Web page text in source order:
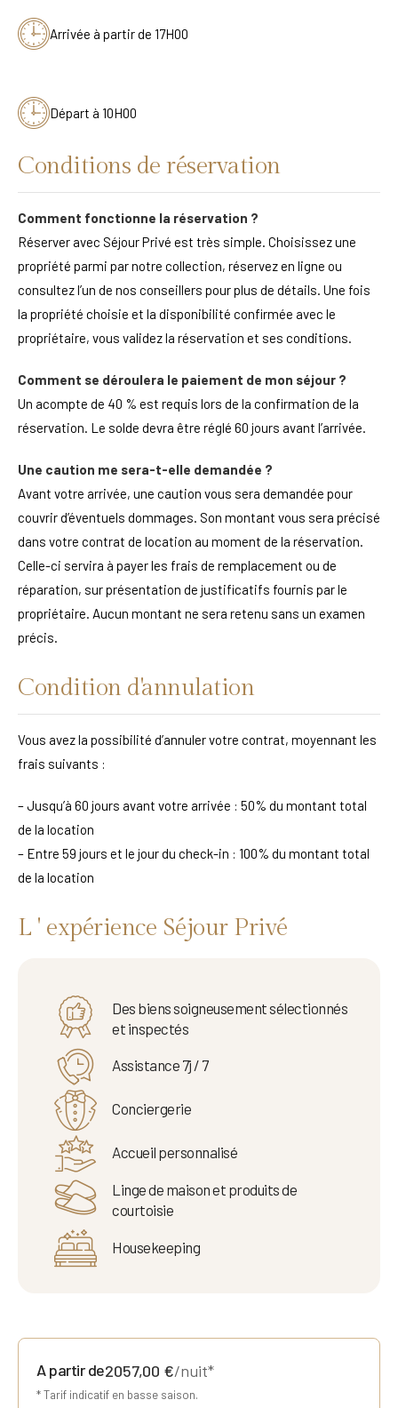
Arrivée à partir de 17H00
Départ à 10H00
Conditions de réservation
Comment fonctionne la réservation ?
Réserver avec Séjour Privé est très simple. Choisissez une
propriété parmi par notre collection, réservez en ligne ou
consultez l’un de nos conseillers pour plus de détails. Une fois
la propriété choisie et la disponibilité confirmée avec le
propriétaire, vous validez la réservation et ses conditions.
Comment se déroulera le paiement de mon séjour ?
Un acompte de 40 % est requis lors de la confirmation de la
réservation. Le solde devra être réglé 60 jours avant l’arrivée.
Une caution me sera-t-elle demandée ?
Avant votre arrivée, une caution vous sera demandée pour
couvrir d’éventuels dommages. Son montant vous sera précisé
dans votre contrat de location au moment de la réservation.
Celle-ci servira à payer les frais de remplacement ou de
réparation, sur présentation de justificatifs fournis par le
propriétaire. Aucun montant ne sera retenu sans un examen
précis.
Condition d'annulation
Vous avez la possibilité d’annuler votre contrat, moyennant les
frais suivants :
– Jusqu’à 60 jours avant votre arrivée : 50% du montant total
de la location
– Entre 59 jours et le jour du check-in : 100% du montant total
de la location
L ' expérience Séjour Privé
Des biens soigneusement sélectionnés
et inspectés
Assistance 7j / 7
Conciergerie
Accueil personnalisé
Linge de maison et produits de
courtoisie
Housekeeping
A partir de2057,00 €/nuit*
* Tarif indicatif en basse saison.